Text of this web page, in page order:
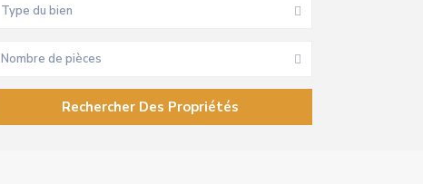
Type du bien
Nombre de pièces